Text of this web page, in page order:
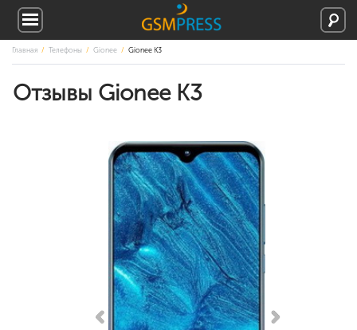
Главная Телефоны Gionee Gionee K3
Отзывы Gionee K3